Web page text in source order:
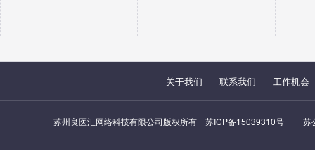
关于我们 联系我们 工作机会
苏州良医汇网络科技有限公司版权所有 苏ICP备15039310号 苏